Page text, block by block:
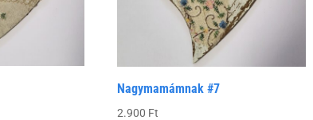
Nagymamámnak #7
2.900 Ft